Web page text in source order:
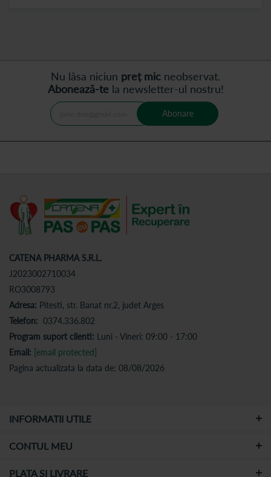
Nu lăsa niciun preț mic neobservat.
Abonează-tela newsletter-ul nostru!
Abonare
CATENA PHARMA S.R.L.
J2023002710034
RO3008793
Adresa: Pitesti, str. Banat nr.2, judet Arges
Telefon: 0374.336.802
Program suport clienti: Luni - Vineri: 09:00 - 17:00
Email: [email protected]
Pagina actualizata la data de: 08/08/2026
INFORMATII UTILE
CONTUL MEU
PLATA SI LIVRARE